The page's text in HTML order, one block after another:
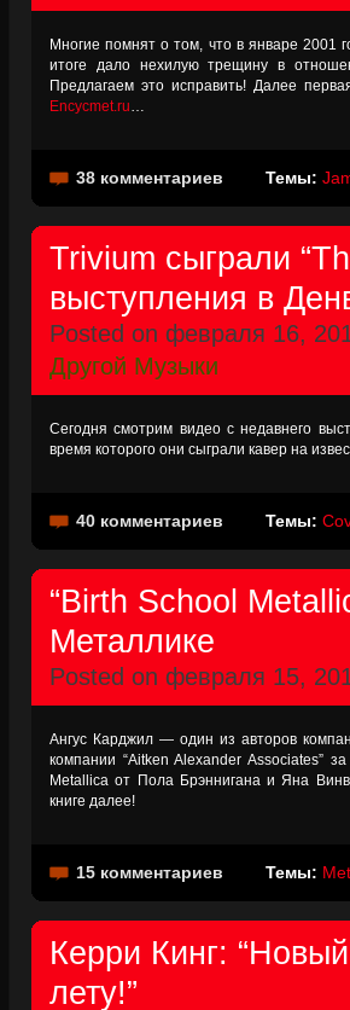
Многие помнят о том, что в январе 2001
итоге дало нехилую трещину в
Предлагаем это исправить! Далее
Encycmet.ru…
38 комментариев Темы:
Trivium сыграли
выступления в
Posted on февраля 16,
Другой Музыки
Сегодня смотрим видео с недавнего
время которого они сыграли кавер на
40 комментариев Темы:
“Birth School
Металлике
Posted on февраля 15,
Ангус Карджил — один из авторов
компании “Aitken Alexander Associates”
Metallica от Пола Брэннигана и Яна
книге далее!
15 комментариев Темы:
Керри Кинг:
лету!”